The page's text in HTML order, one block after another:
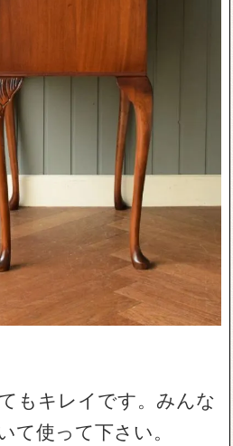
もキレイです。みんな
て使って下さい。